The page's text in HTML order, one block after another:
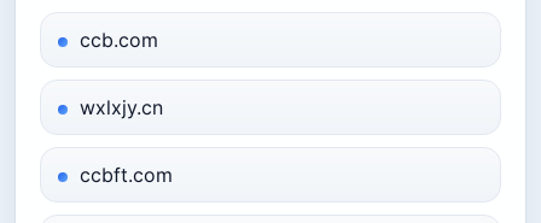
ccb.com
wxlxjy.cn
ccbft.com